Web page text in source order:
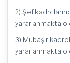
2) Şef
yararlanmakta
3) Mübaşir
yararlanmakta